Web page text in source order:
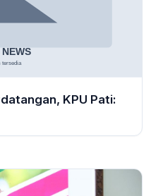
KPU Pati: